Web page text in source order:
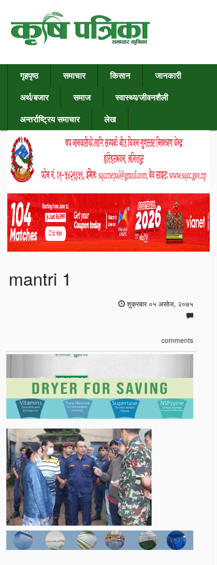
गृहपृष्ठ समाचार किसान
जानकारी
अर्थ/बजार
समाज
स्वास्थ्य/जीवनशैली
अन्तर्राष्ट्रिय समाचार
लेख
mantri 1
शुक्रबार ०५ असोज, २०७५
comments